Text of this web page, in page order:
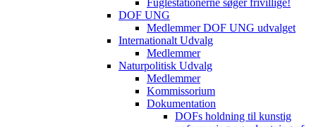
Fuglestationerne søger frivillige!
DOF UNG
Medlemmer DOF UNG udvalget
Internationalt Udvalg
Medlemmer
Naturpolitisk Udvalg
Medlemmer
Kommissorium
Dokumentation
DOFs holdning til kunstig